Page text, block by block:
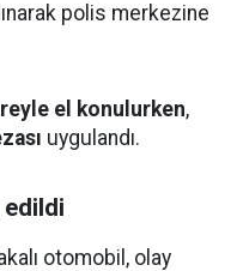
polis merkezine
el konulurken,
uygulandı.
edildi
otomobil, olay